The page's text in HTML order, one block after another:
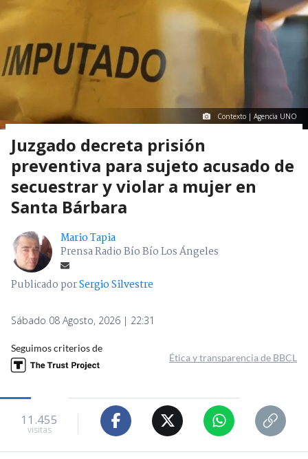
Contexto | Agencia UNO
Juzgado decreta prisión
preventiva para sujeto acusado de
secuestrar y violar a mujer en
Santa Bárbara
Mario Tapia
Prensa Radio Bío Bío Los Ángeles
Publicado porSergio Silvestre
Sábado 08 Agosto, 2026 | 22:31
Seguimos criterios de
Ética y transparencia de BBCL
11.455
visitas